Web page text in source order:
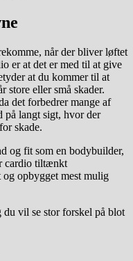
når der bliver løftet
er at det er med til at give
at du kommer til at
store eller små skader.
det forbedrer mange af
på langt sigt, hvor der
skade.
og fit som en bodybuilder,
cardio tiltænkt
opbygget mest mulig
du vil se stor forskel på blot